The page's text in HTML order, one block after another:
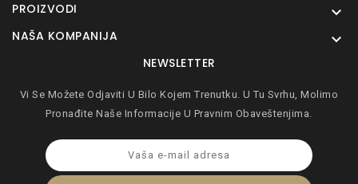
PROIZVODI 
NAŠA KOMPANIJA 
NEWSLETTER
Vi Se Možete Odjaviti U Bilo Kojem Trenutku. U Tu Svrhu, Molimo
Pronađite Naše Informacije U Pravnim Obaveštenjima.